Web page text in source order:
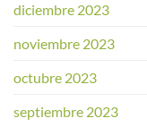
diciembre 2023
noviembre 2023
octubre 2023
septiembre 2023